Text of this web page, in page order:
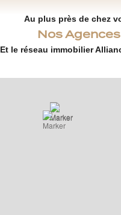
Au plus près de chez
Nos Agences
Et le réseau immobilier